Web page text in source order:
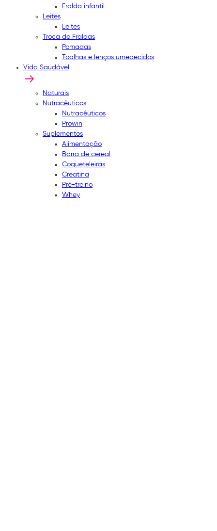
Fralda infantil
Leites
Leites
Troca de Fraldas
Pomadas
Toalhas e lenços umedecidos
Vida Saudável
Naturais
Nutracêuticos
Nutracêuticos
Prowin
Suplementos
Alimentação
Barra de cereal
Coqueteleiras
Creatina
Pré-treino
Whey